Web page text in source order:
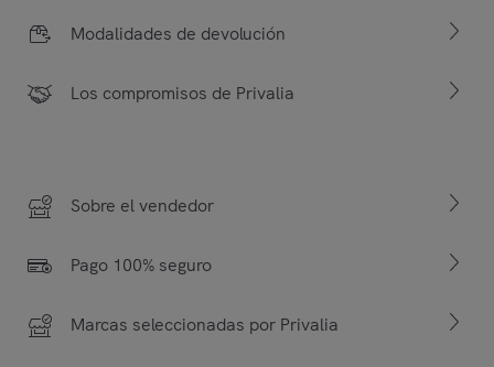
Modalidades de devolución
Los compromisos de Privalia
Sobre el vendedor
Pago 100% seguro
Marcas seleccionadas por Privalia